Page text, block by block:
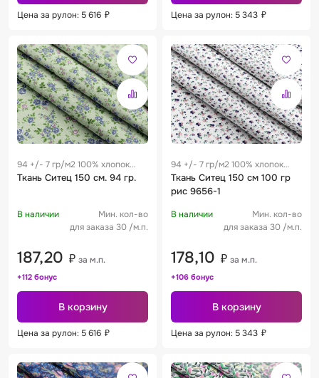
Цена за рулон: 5 616 ₽ Цена за рулон: 5 343 ₽
94 +/- 7 гр/м2 100% хлопок
0.28 м
Ткань Ситец 150 см. 94 гр.
В наличии
Мин. кол-во
для заказа 30 /м.п.
187,20 ₽ за м.п.
+112 бонус
В корзину
Цена за рулон: 5 616 ₽
94 +/- 7 гр/м2 100% хлопок
0.28 м
Ткань Ситец 150 см 100 гр
рис 9656-1
В наличии
Мин. кол-во
для заказа 30 /м.п.
178,10 ₽ за м.п.
+106 бонус
В корзину
Цена за рулон: 5 343 ₽